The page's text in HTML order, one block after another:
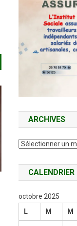
ARCHIVES
Archives
CALENDRIER
octobre 2025
L
M M